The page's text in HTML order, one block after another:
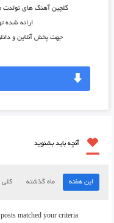
گلچین آهنگ های تولدت
ارائه شده
جهت پخش آنلاین و
آنچه باید بشنوید
این هفته ماه گذشته کلی
matched your criteria.